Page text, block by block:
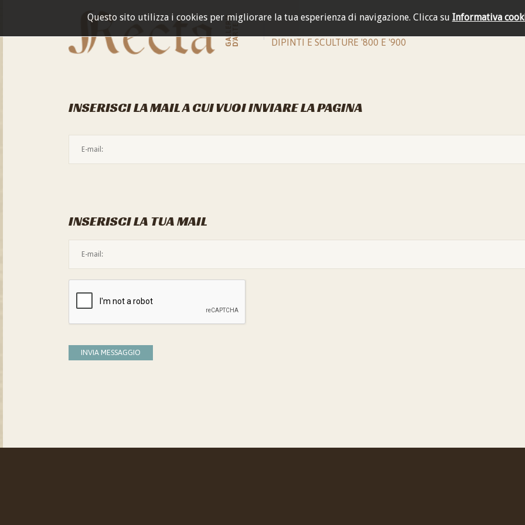
Questo sito utilizza i cookies per migliorare la tua esperienza di navigazione. Clicca su Informativa
GALLERIAD'ARTE DIPINTI E SCULTURE '800 E '900
INSERISCI LA MAIL A CUI VUOI INVIARE LA PAGINA
INSERISCI LA TUA MAIL
INVIA MESSAGGIO